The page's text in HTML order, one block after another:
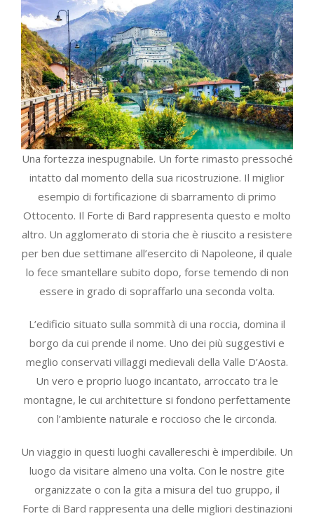
Una fortezza inespugnabile. Un forte rimasto pressoché
intatto dal momento della sua ricostruzione. Il miglior
esempio di fortificazione di sbarramento di primo
Ottocento. Il Forte di Bard rappresenta questo e molto
altro. Un agglomerato di storia che è riuscito a resistere
per ben due settimane all’esercito di Napoleone, il quale
lo fece smantellare subito dopo, forse temendo di non
essere in grado di sopraffarlo una seconda volta.
L’edificio situato sulla sommità di una roccia, domina il
borgo da cui prende il nome. Uno dei più suggestivi e
meglio conservati villaggi medievali della Valle D’Aosta.
Un vero e proprio luogo incantato, arroccato tra le
montagne, le cui architetture si fondono perfettamente
con l’ambiente naturale e roccioso che le circonda.
Un viaggio in questi luoghi cavallereschi è imperdibile. Un
luogo da visitare almeno una volta. Con le nostre gite
organizzate o con la gita a misura del tuo gruppo, il
Forte di Bard rappresenta una delle migliori destinazioni